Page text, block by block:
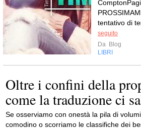
tentativo di
seguito
Da Blog
LIBRI
Oltre i confini della
come la traduzione ci
Se osserviamo con onestà la pila di
comodino o scorriamo le classifiche dei